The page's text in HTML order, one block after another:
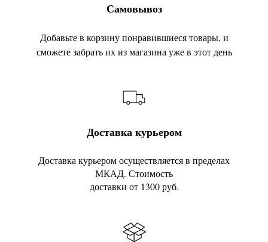
Самовывоз
Добавьте в корзину понравившиеся товары, и
сможете забрать их из магазина уже в этот день
Доставка курьером
Доставка курьером осуществляется в пределах
МКАД. Стоимость
доставки от 1300 руб.